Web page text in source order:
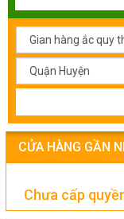
CỬA HÀNG GẦN
Chưa cấp